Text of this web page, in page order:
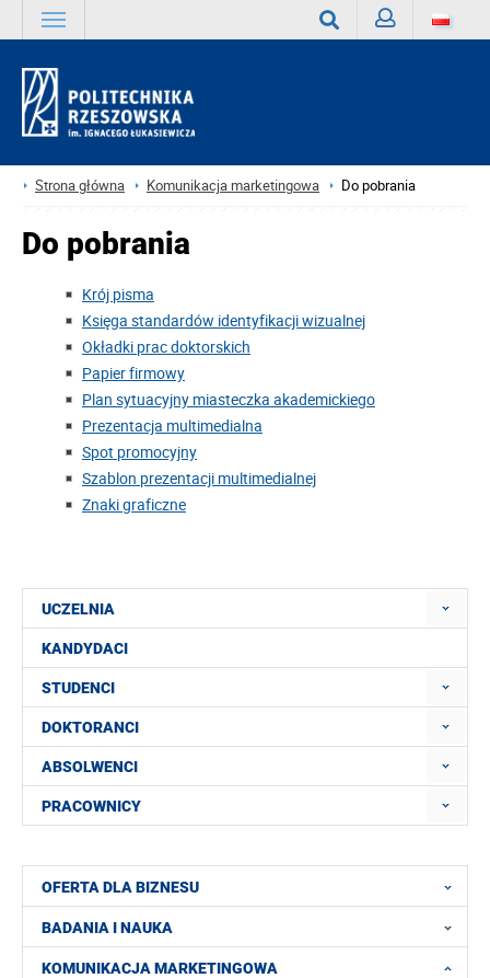
Strona główna Komunikacja marketingowa Do pobrania
Do pobrania
Krój pisma
Księga standardów identyfikacji wizualnej
Okładki prac doktorskich
Papier firmowy
Plan sytuacyjny miasteczka akademickiego
Prezentacja multimedialna
Spot promocyjny
Szablon prezentacji multimedialnej
Znaki graficzne
UCZELNIA
KANDYDACI
STUDENCI
DOKTORANCI
ABSOLWENCI
PRACOWNICY
OFERTA DLA BIZNESU
BADANIA I NAUKA
KOMUNIKACJA MARKETINGOWA